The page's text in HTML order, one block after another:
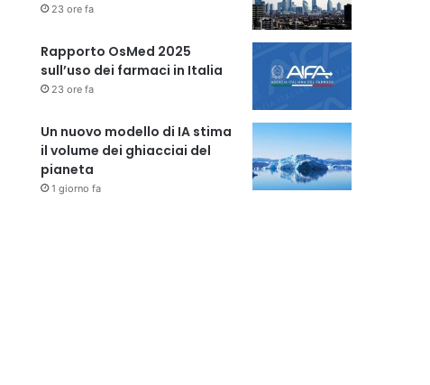
23 ore fa
Rapporto OsMed 2025
sull’uso dei farmaci in Italia
23 ore fa
Un nuovo modello di IA stima
il volume dei ghiacciai del
pianeta
1 giorno fa